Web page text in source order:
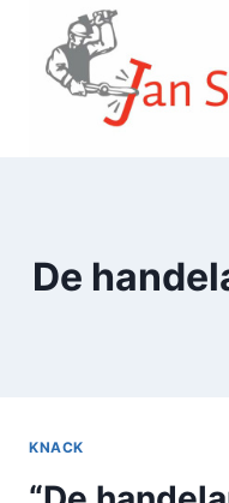
Doorgaan
inhoud
De
KNACK